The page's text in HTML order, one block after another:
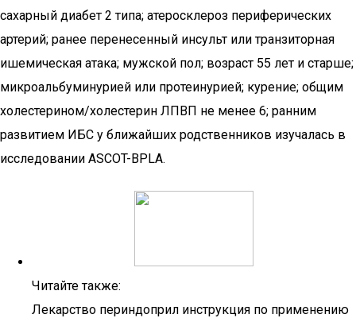
сахарный диабет 2 типа; атеросклероз периферических
артерий; ранее перенесенный инсульт или транзиторная
ишемическая атака; мужской пол; возраст 55 лет и старше;
микроальбуминурией или протеинурией; курение; общим
холестерином/холестерин ЛПВП не менее 6; ранним
развитием ИБС у ближайших родственников изучалась в
исследовании ASCOT-BPLA.
Читайте также:
Лекарство периндоприл инструкция по применению